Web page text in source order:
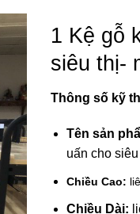
1 Kệ gỗ
siêu thị-
Thông số kỹ
Tên sản
uấn cho siêu
Chiều Cao:
Chiều Dài: